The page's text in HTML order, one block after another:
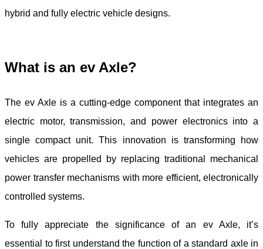
hybrid and fully electric vehicle designs.
What is an ev Axle?
The ev Axle is a cutting-edge component that integrates an
electric motor, transmission, and power electronics into a
single compact unit. This innovation is transforming how
vehicles are propelled by replacing traditional mechanical
power transfer mechanisms with more efficient, electronically
controlled systems.
To fully appreciate the significance of an ev Axle, it’s
essential to first understand the function of a standard axle in